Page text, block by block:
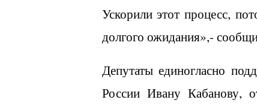
Ускорили этот процесс,
долгого ожидания»,-
Депутаты единогласно
России Ивану Кабанову,